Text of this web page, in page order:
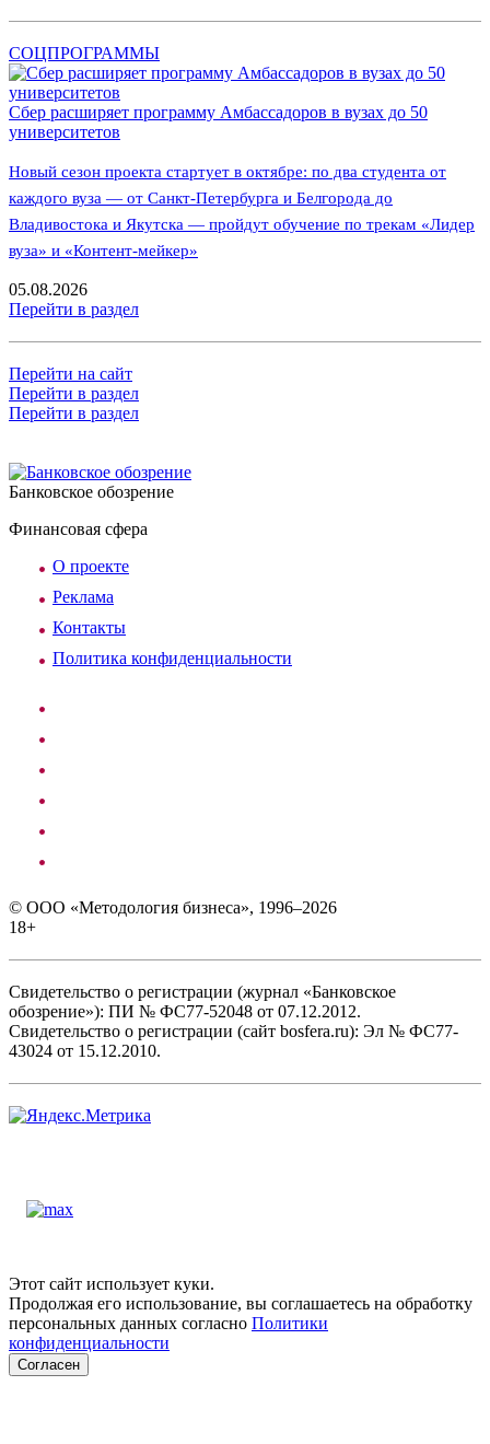
СОЦПРОГРАММЫ
Сбер расширяет программу Амбассадоров в вузах до 50
университетов
Новый сезон проекта стартует в октябре: по два студента от
каждого вуза — от Санкт-Петербурга и Белгорода до
Владивостока и Якутска — пройдут обучение по трекам «Лидер
вуза» и «Контент-мейкер»
05.08.2026
Перейти в раздел
Перейти на сайт
Перейти в раздел
Перейти в раздел
Банковское обозрение
Финансовая сфера
О проекте
Реклама
Контакты
Политика конфиденциальности
© ООО «Методология бизнеса», 1996–2026
18+
Свидетельство о регистрации (журнал «Банковское
обозрение»): ПИ № ФС77-52048 от 07.12.2012.
Свидетельство о регистрации (сайт bosfera.ru): Эл № ФС77-
43024 от 15.12.2010.
Этот сайт использует куки.
Продолжая его использование, вы соглашаетесь на обработку
персональных данных согласно Политики
конфиденциальности
Согласен